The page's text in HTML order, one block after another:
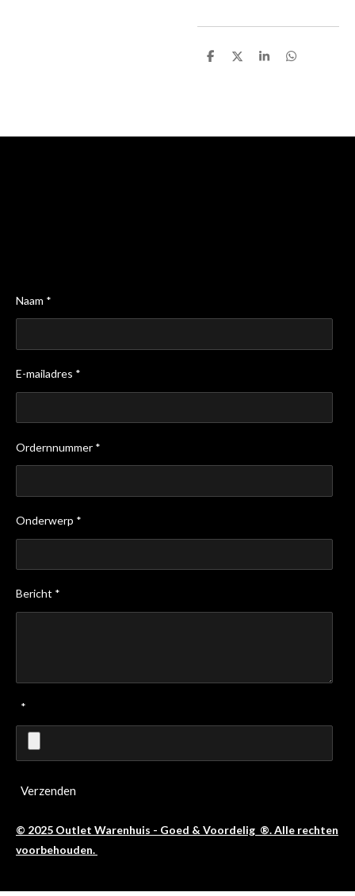
D
D
S
D
Naam *
E-mailadres *
Ordernnummer *
Onderwerp *
Bericht *
*
Verzenden
© 2025 Outlet Warenhuis - Goed & Voordelig ®. Alle rechten
voorbehouden.